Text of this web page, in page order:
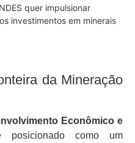
quer impulsionar
investimentos em minerais
da Mineração
Econômico e
como um